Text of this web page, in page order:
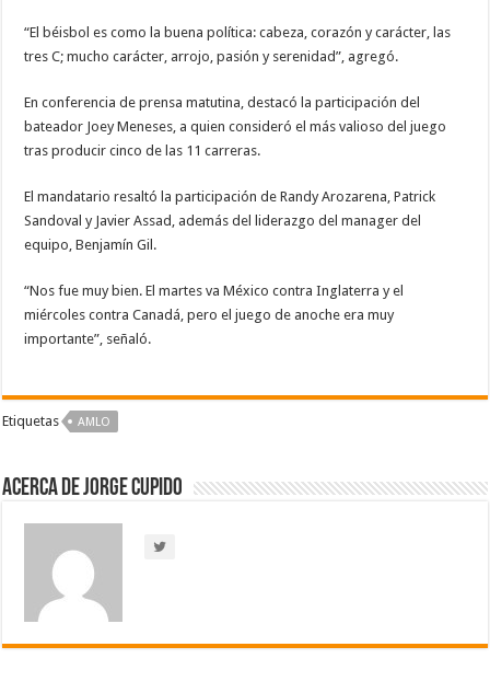
“El béisbol es como la buena política: cabeza, corazón y carácter, las
tres C; mucho carácter, arrojo, pasión y serenidad”, agregó.
En conferencia de prensa matutina, destacó la participación del
bateador Joey Meneses, a quien consideró el más valioso del juego
tras producir cinco de las 11 carreras.
El mandatario resaltó la participación de Randy Arozarena, Patrick
Sandoval y Javier Assad, además del liderazgo del manager del
equipo, Benjamín Gil.
“Nos fue muy bien. El martes va México contra Inglaterra y el
miércoles contra Canadá, pero el juego de anoche era muy
importante”, señaló.
Etiquetas AMLO
Acerca de Jorge Cupido